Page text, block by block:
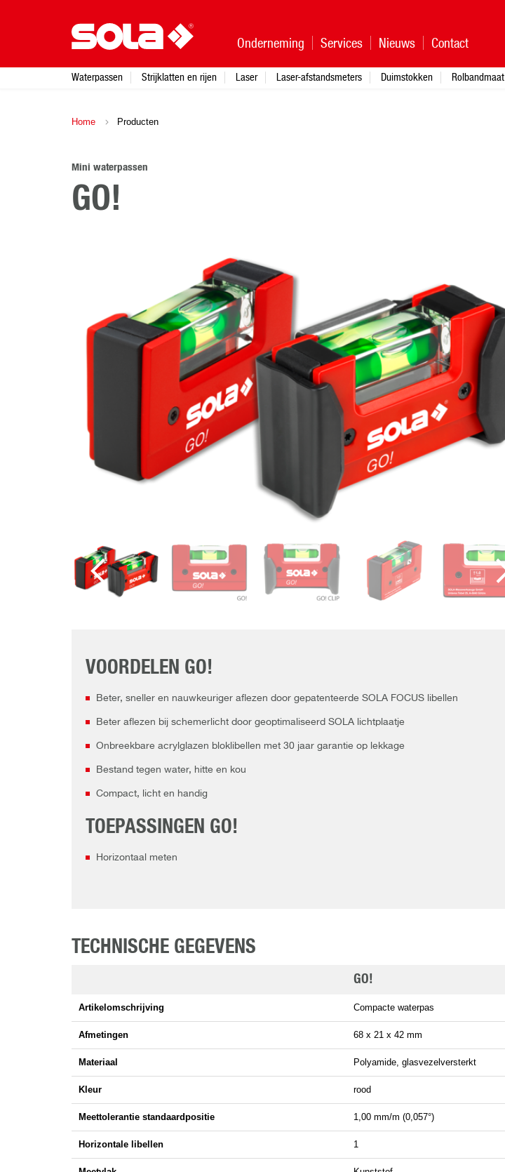
Home Producten
Mini waterpassen
GO!
VOORDELEN GO!
Beter, sneller en nauwkeuriger aflezen door gepatenteerde SOLA FOCUS libellen
Beter aflezen bij schemerlicht door geoptimaliseerd SOLA lichtplaatje
Onbreekbare acrylglazen bloklibellen met 30 jaar garantie op lekkage
Bestand tegen water, hitte en kou
Compact, licht en handig
TOEPASSINGEN GO!
Horizontaal meten
TECHNISCHE GEGEVENS
GO!
Artikelomschrijving Compacte waterpas
Afmetingen 68 x 21 x 42 mm
Materiaal Polyamide, glasvezelversterkt
Kleur rood
Meettolerantie standaardpositie 1,00 mm/m (0,057°)
Horizontale libellen 1
Onderneming Services Nieuws Contact
Waterpassen Strijklatten en rijen Laser Laser-afstandsmeters Duimstokken Rolbandmaat